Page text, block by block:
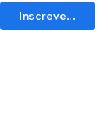
Inscrever-se